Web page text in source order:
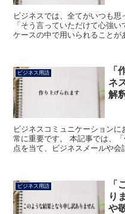
ビジネスでは、全てがいつも思
「そう言っていただけて心強
ケースの中で用いられることが
ビジネス用語
「
ネ
解
ビジネスコミュニケーション
常に重要です。 本記事では、
点を当て、ビジネスメールや
ビジネス用語
「
り
や